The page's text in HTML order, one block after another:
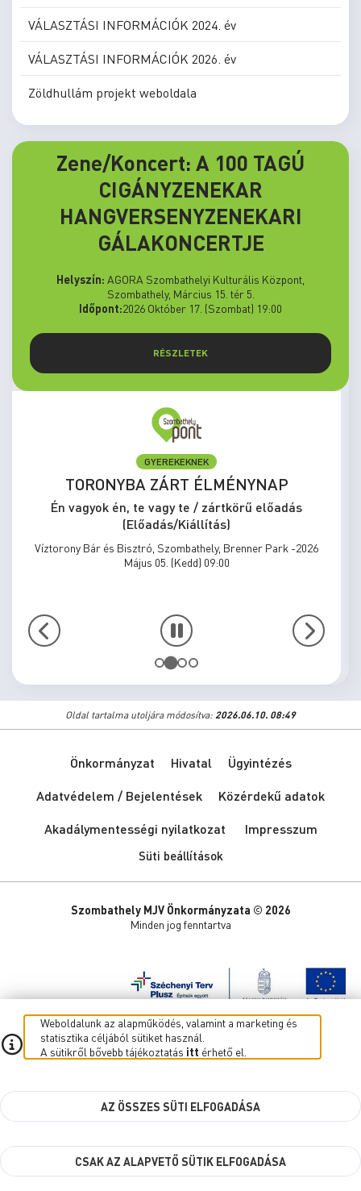
VÁLASZTÁSI INFORMÁCIÓK 2024. év
VÁLASZTÁSI INFORMÁCIÓK 2026. év
Zöldhullám projekt weboldala
Zene/Koncert: A 100 TAGÚ
CIGÁNYZENEKAR
HANGVERSENYZENEKARI
GÁLAKONCERTJE
Helyszín: AGORA Szombathelyi Kulturális Központ,
Szombathely, Március 15. tér 5.
Időpont:2026 Október 17. (Szombat) 19:00
RÉSZLETEK
GYEREKEKNEK
TORONYBA ZÁRT ÉLMÉNYNAP
Én vagyok én, te vagy te / zártkörű előadás
(Előadás/Kiállítás)
Víztorony Bár és Bisztró, Szombathely, Brenner Park -2026
Május 05. (Kedd) 09:00
Oldal tartalma utoljára módosítva: 2026.06.10. 08:49
Önkormányzat Hivatal
Ügyintézés
Adatvédelem / Bejelentések
Közérdekű adatok
Akadálymentességi nyilatkozat
Impresszum
Süti beállítások
Szombathely MJV Önkormányzata © 2026
Minden jog fenntartva
Weboldalunk az alapműködés, valamint a marketing és
statisztika céljából sütiket használ.
A sütikről bővebb tájékoztatás itt érhető el.
AZ ÖSSZES SÜTI ELFOGADÁSA
CSAK AZ ALAPVETŐ SÜTIK ELFOGADÁSA